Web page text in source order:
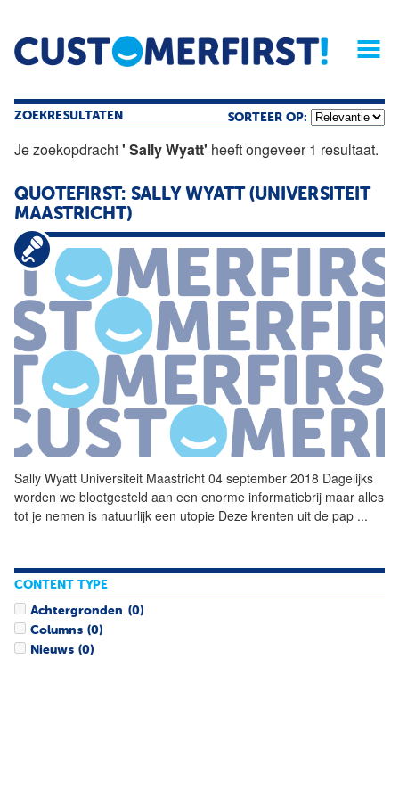
Home Opinie Archief
Magazine
ZOEKRESULTATEN SORTEER OP:
Je zoekopdracht' Sally Wyatt' heeft ongeveer 1 resultaat.
QUOTEFIRST: SALLY WYATT (UNIVERSITEIT
MAASTRICHT)
Sally Wyatt Universiteit Maastricht 04 september 2018 Dagelijks
worden we blootgesteld aan een enorme informatiebrij maar alles
tot je nemen is natuurlijk een utopie Deze krenten uit de pap ...
CONTENT TYPE
Achtergronden (0)
Columns (0)
Nieuws (0)